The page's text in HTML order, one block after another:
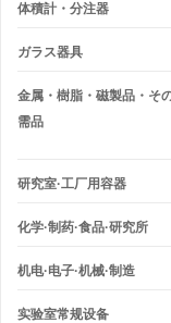
体積計・分注器
ガラス器具
金属・樹脂・磁製品・そ
需品
研究室·工厂用容器
化学·制药·食品·研究所
机电·电子·机械·制造
实验室常规设备